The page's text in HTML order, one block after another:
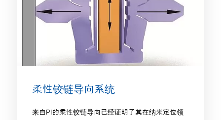
柔性铰链导向系统
来自PI的柔性铰链导向已经证明了其在纳米定位领